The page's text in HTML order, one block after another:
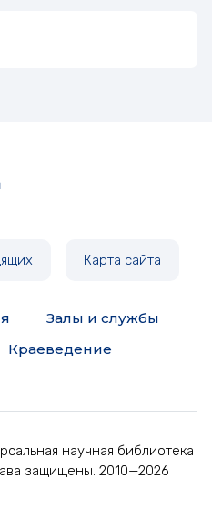
Карта сайта
Залы и службы
Краеведение
научная библиотека
защищены. 2010—2026